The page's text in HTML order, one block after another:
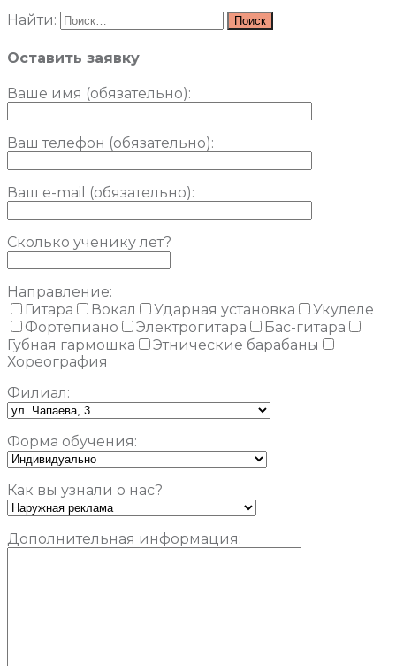
Найти:
Оставить заявку
Ваше имя (обязательно):
Ваш телефон (обязательно):
Ваш e-mail (обязательно):
Сколько ученику лет?
Направление:
Гитара
Вокал Ударная установка
Укулеле
Фортепиано
Электрогитара
Бас-гитара
Губная гармошка
Этнические барабаны
Хореография
Филиал:
Форма обучения:
Как вы узнали о нас?
Дополнительная информация: